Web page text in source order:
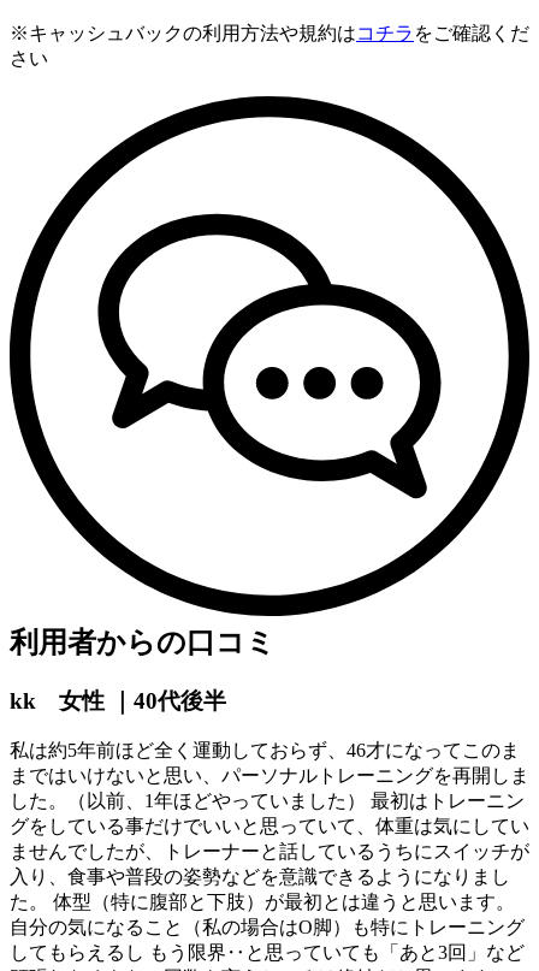
※キャッシュバックの利用方法や規約はコチラ をご確認くだ
さい
利用者からの口コミ
kk 女性 ｜40代後半
私は約5年前ほど全く運動しておらず、46才になってこのま
まではいけないと思い、パーソナルトレーニングを再開しま
した。（以前、1年ほどやっていました） 最初はトレーニン
グをしている事だけでいいと思っていて、体重は気にしてい
ませんでしたが、トレーナーと話しているうちにスイッチが
入り、食事や普段の姿勢などを意識できるようになりまし
た。 体型（特に腹部と下肢）が最初とは違うと思います。
自分の気になること（私の場合はO脚）も特にトレーニング
してもらえるし もう限界‥と思っていても「あと3回」など